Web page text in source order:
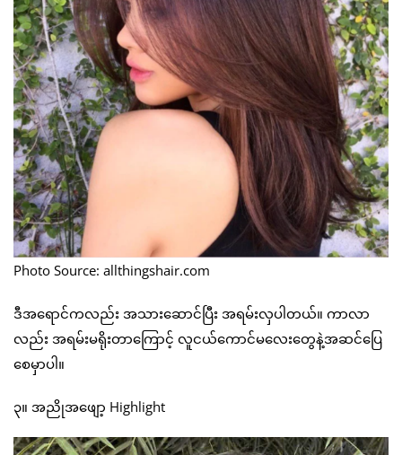
Photo Source: allthingshair.com
ဒီအရောင်ကလည်း အသားဆောင်ပြီး အရမ်းလှပါတယ်။ ကာလာ
လည်း အရမ်းမရိုးတာကြောင့် လူငယ်ကောင်မလေးတွေနဲ့အဆင်ပြေ
စေမှာပါ။
၃။ အညိုအဖျော့ Highlight